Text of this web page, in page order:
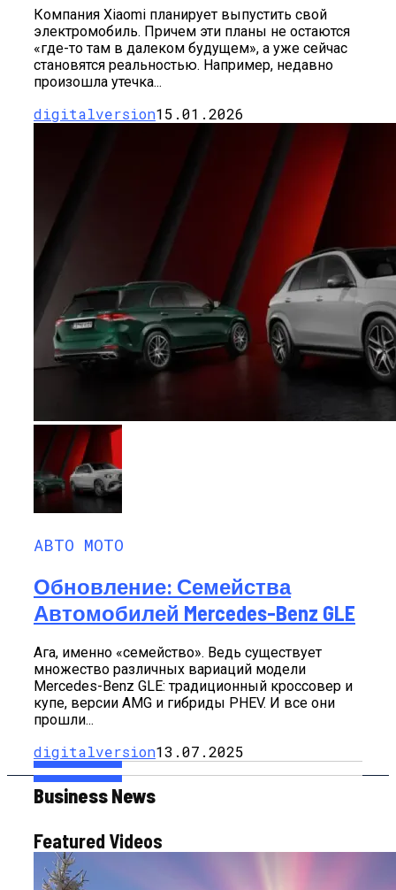
Компания Xiaomi планирует выпустить свой
электромобиль. Причем эти планы не остаются
«где-то там в далеком будущем», а уже сейчас
становятся реальностью. Например, недавно
произошла утечка...
digitalversion15.01.2026
АВТО МОТО
Обновление: Семейства
Автомобилей Mercedes-Benz GLE
Ага, именно «семейство». Ведь существует
множество различных вариаций модели
Mercedes-Benz GLE: традиционный кроссовер и
купе, версии AMG и гибриды PHEV. И все они
прошли...
digitalversion13.07.2025
Business News
Featured Videos